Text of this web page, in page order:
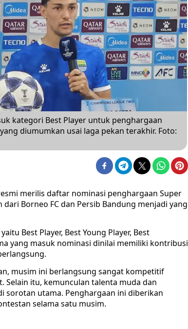
kategori Best Player untuk penghargaan
diumumkan usai laga pekan terakhir. Foto:
merilis daftar nominasi penghargaan Super
Borneo FC dan Persib Bandung menjadi yang
Best Player, Best Young Player, Best
yang masuk nominasi dinilai memiliki kontribusi
musim ini berlangsung sangat kompetitif
itu, kemunculan talenta muda dan
sorotan utama. Penghargaan ini diberikan
selama satu musim.